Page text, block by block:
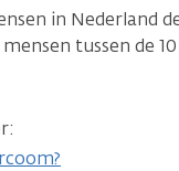
in Nederland
tussen de